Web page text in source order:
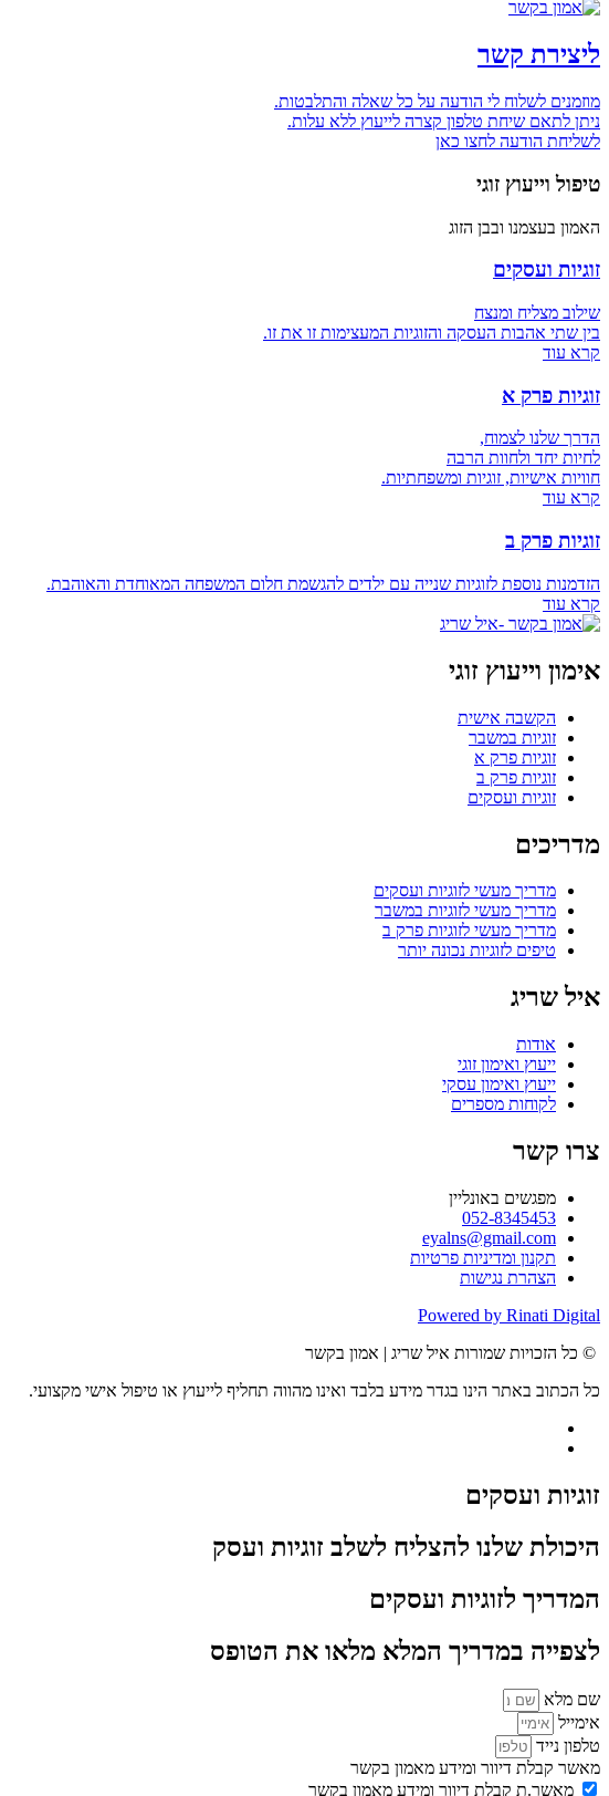
ליצירת קשר
מוזמנים לשלוח לי הודעה על כל שאלה והתלבטות.
ניתן לתאם שיחת טלפון קצרה לייעוץ ללא עלות.
לשליחת הודעה לחצו כאן
טיפול וייעוץ זוגי
האמון בעצמנו ובבן הזוג
זוגיות ועסקים
שילוב מצליח ומנצח
בין שתי אהבות העסקה והזוגיות המעצימות זו את זו.
קרא עוד
זוגיות פרק א
הדרך שלנו לצמוח,
לחיות יחד ולחוות הרבה
חוויות אישיות, זוגיות ומשפחתיות.
קרא עוד
זוגיות פרק ב
הזדמנות נוספת לזוגיות שנייה עם ילדים להגשמת חלום המשפחה המאוחדת והאוהבת.
קרא עוד
אימון וייעוץ זוגי
הקשבה אישית
זוגיות במשבר
זוגיות פרק א
זוגיות פרק ב
זוגיות ועסקים
מדריכים
מדריך מעשי לזוגיות ועסקים
מדריך מעשי לזוגיות במשבר
מדריך מעשי לזוגיות פרק ב
טיפים לזוגיות נכונה יותר
איל שריג
אודות
ייעוץ ואימון זוגי
ייעוץ ואימון עסקי
לקוחות מספרים
צרו קשר
מפגשים באונליין
052-8345453
eyalns@gmail.com
תקנון ומדיניות פרטיות
הצהרת נגישות
Powered by Rinati Digital
© כל הזכויות שמורות איל שריג | אמון בקשר
כל הכתוב באתר הינו בגדר מידע בלבד ואינו מהווה תחליף לייעוץ או טיפול אישי מקצועי.
זוגיות ועסקים
היכולת שלנו להצליח לשלב זוגיות ועסק
המדריך לזוגיות ועסקים
לצפייה במדריך המלא מלאו את הטופס
שם מלא
אימייל
טלפון נייד
מאשר קבלת דיוור ומידע מאמון בקשר
מאשר.ת קבלת דיוור ומידע מאמון בקשר